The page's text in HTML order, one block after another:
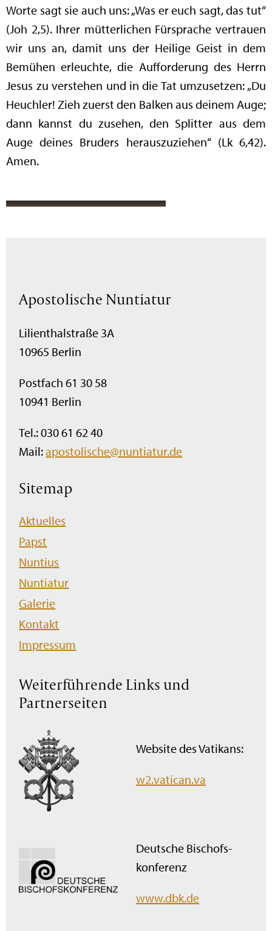
Worte sagt sie auch uns: „Was er euch sagt, das tut“
(Joh 2,5). Ihrer mütterlichen Fürsprache vertrauen
wir uns an, damit uns der Heilige Geist in dem
Bemühen erleuchte, die Aufforderung des Herrn
Jesus zu verstehen und in die Tat umzusetzen: „Du
Heuchler! Zieh zuerst den Balken aus deinem Auge;
dann kannst du zusehen, den Splitter aus dem
Auge deines Bruders herauszuziehen“ (Lk 6,42).
Amen.
Apostolische Nuntiatur
Lilienthalstraße 3A
10965 Berlin
Postfach 61 30 58
10941 Berlin
Tel.: 030 61 62 40
Mail:apostolische@nuntiatur.de
Sitemap
Navigation
überspringen
Aktuelles
Papst
Nuntius
Nuntiatur
Galerie
Kontakt
Impressum
Weiterführende Links und
Partnerseiten
Website des Vatikans:
w2.vatican.va
Deutsche Bischofs­
konferenz
www.dbk.de